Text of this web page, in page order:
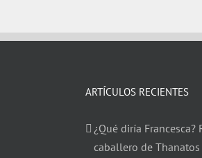
ARTÍCULOS RECIENTES
¿Qué diría
caballero de